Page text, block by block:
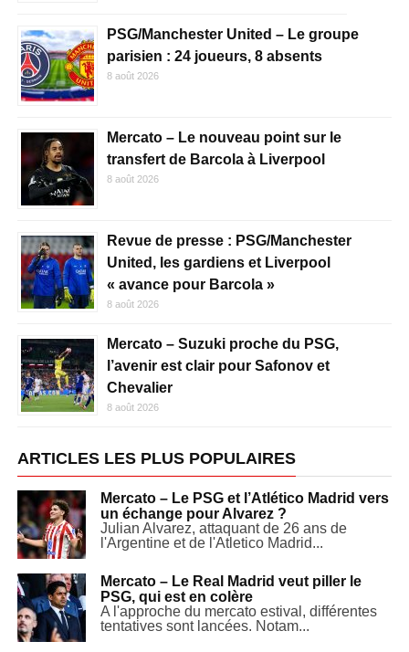
PSG/Manchester United – Le groupe
parisien : 24 joueurs, 8 absents
8 août 2026
Mercato – Le nouveau point sur le
transfert de Barcola à Liverpool
8 août 2026
Revue de presse : PSG/Manchester
United, les gardiens et Liverpool
« avance pour Barcola »
8 août 2026
Mercato – Suzuki proche du PSG,
l’avenir est clair pour Safonov et
Chevalier
8 août 2026
ARTICLES LES PLUS POPULAIRES
Mercato – Le PSG et l’Atlético Madrid vers
un échange pour Alvarez ?
Julian Alvarez, attaquant de 26 ans de
l'Argentine et de l'Atletico Madrid...
Mercato – Le Real Madrid veut piller le
PSG, qui est en colère
A l'approche du mercato estival, différentes
tentatives sont lancées. Notam...